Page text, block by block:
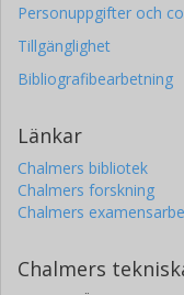
Personuppgifter och
Tillgänglighet
Bibliografibearbetning
Länkar
Chalmers bibliotek
Chalmers forskning
Chalmers
Chalmers